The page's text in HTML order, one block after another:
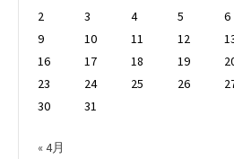
2
3 4 5 6
9
10 11 12
16
17 18 19
23
24 25 26
30
31
« 4月